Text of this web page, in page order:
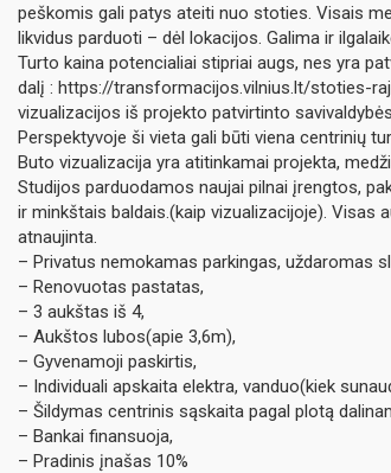
peškomis gali patys ateiti nuo stoties. Visais
likvidus parduoti – dėl lokacijos. Galima ir
Turto kaina potencialiai stipriai augs, nes yra
dalį : https://transformacijos.vilnius.lt/stoties-
vizualizacijos iš projekto patvirtinto
Perspektyvoje ši vieta gali būti viena centrinių
Buto vizualizacija yra atitinkamai projekta,
Studijos parduodamos naujai pilnai įrengtos,
ir minkštais baldais.(kaip vizualizacijoje). Visas
atnaujinta.
– Privatus nemokamas parkingas, uždaromas
– Renovuotas pastatas,
– 3 aukštas iš 4,
– Aukštos lubos(apie 3,6m),
– Gyvenamoji paskirtis,
– Individuali apskaita elektra, vanduo(kiek
– Šildymas centrinis sąskaita pagal plotą
– Bankai finansuoja,
– Pradinis įnašas 10%